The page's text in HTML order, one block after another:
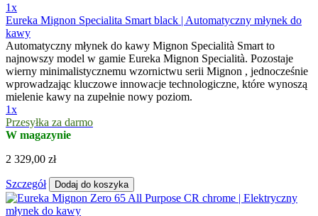
1x
Eureka Mignon Specialita Smart black | Automatyczny młynek do
kawy
Automatyczny młynek do kawy Mignon Specialità Smart to
najnowszy model w gamie Eureka Mignon Specialità. Pozostaje
wierny minimalistycznemu wzornictwu serii Mignon , jednocześnie
wprowadzając kluczowe innowacje technologiczne, które wynoszą
mielenie kawy na zupełnie nowy poziom.
1x
Przesyłka za darmo
W magazynie
2 329,00 zł
Szczegół Dodaj do koszyka